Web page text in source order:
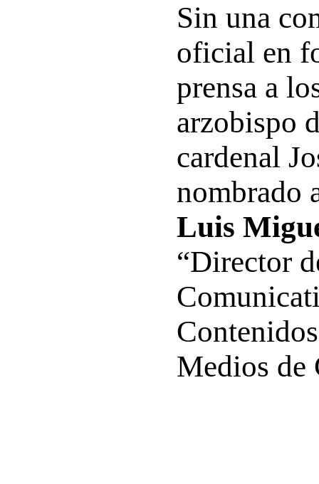
Sin una
oficial en
prensa a
arzobispo
cardenal
nombrado
Luis
“Director
Medios de